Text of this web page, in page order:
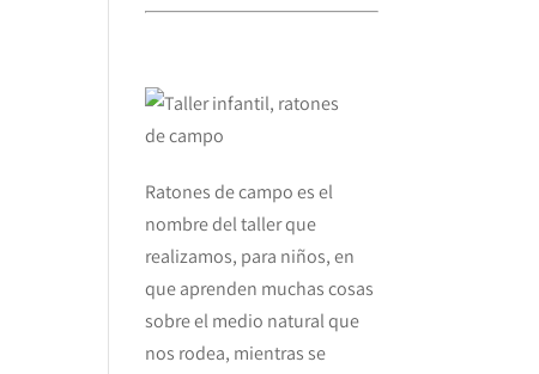
Ratones de campo es el
nombre del taller que
realizamos, para niños, en
que aprenden muchas cosas
sobre el medio natural que
nos rodea, mientras se